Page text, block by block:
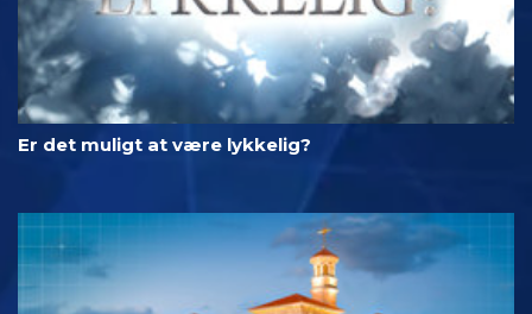
Er det muligt at være lykkelig?